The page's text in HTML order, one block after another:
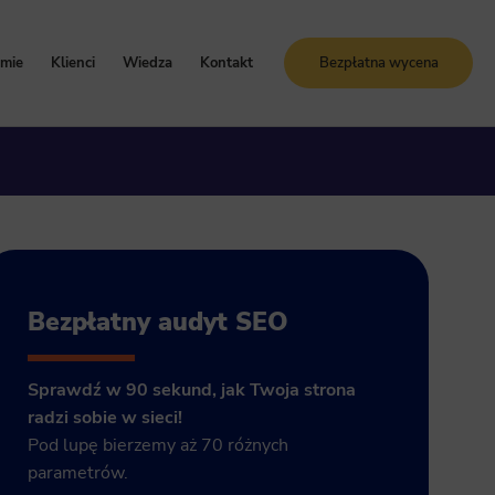
i certyfikaty
Klienci Wiedza Kontakt Bezpłatna wycena
Bezpłatny audyt SEO
Sprawdź w 90 sekund, jak Twoja strona
radzi sobie w sieci!
Pod lupę bierzemy aż 70 różnych
parametrów.